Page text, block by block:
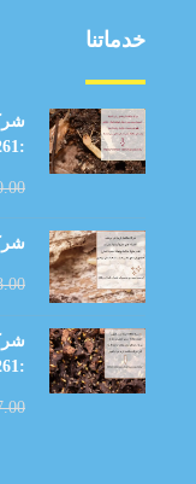
خدماتنا
:0507036261
:0507036261